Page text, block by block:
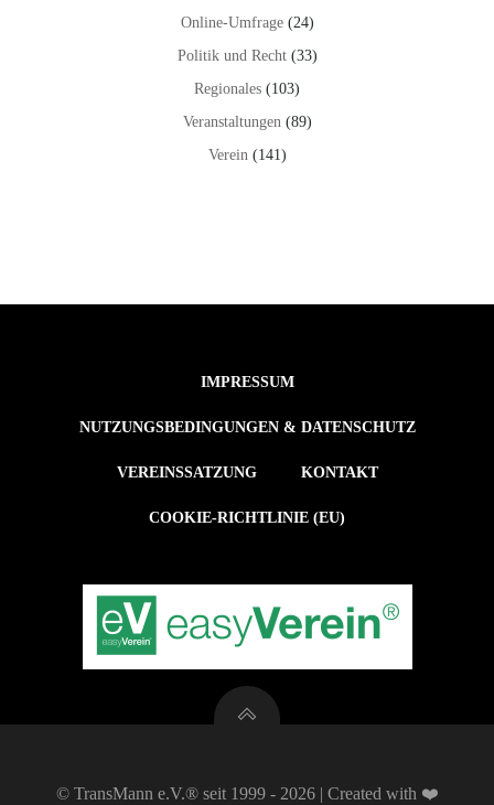
Online-Umfrage(24)
Politik und Recht(33)
Regionales (103)
Veranstaltungen(89)
Verein(141)
IMPRESSUM
NUTZUNGSBEDINGUNGEN & DATENSCHUTZ
VEREINSSATZUNG KONTAKT
COOKIE-RICHTLINIE (EU)
© TransMann e.V.® seit 1999 - 2026 | Created with ❤️